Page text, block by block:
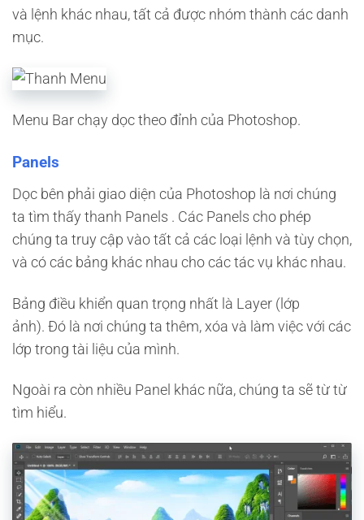
và lệnh khác nhau, tất cả được nhóm thành các danh
mục.
Menu Bar chạy dọc theo đỉnh của Photoshop.
Panels
Dọc bên phải giao diện của Photoshop là nơi chúng
ta tìm thấy thanh Panels . Các Panels cho phép
chúng ta truy cập vào tất cả các loại lệnh và tùy chọn,
và có các bảng khác nhau cho các tác vụ khác nhau.
Bảng điều khiển quan trọng nhất là Layer (lớp
ảnh). Đó là nơi chúng ta thêm, xóa và làm việc với các
lớp trong tài liệu của mình.
Ngoài ra còn nhiều Panel khác nữa, chúng ta sẽ từ từ
tìm hiểu.